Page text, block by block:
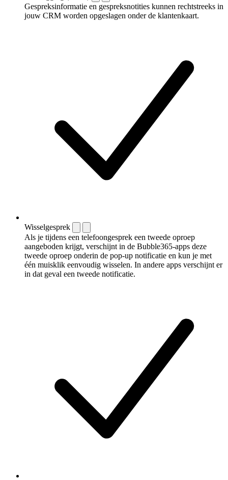
Gespreksinformatie en gespreksnotities kunnen rechtstreeks in
jouw CRM worden opgeslagen onder de klantenkaart.
Wisselgesprek
Als je tijdens een telefoongesprek een tweede oproep
aangeboden krijgt, verschijnt in de Bubble365-apps deze
tweede oproep onderin de pop-up notificatie en kun je met
één muisklik eenvoudig wisselen. In andere apps verschijnt er
in dat geval een tweede notificatie.